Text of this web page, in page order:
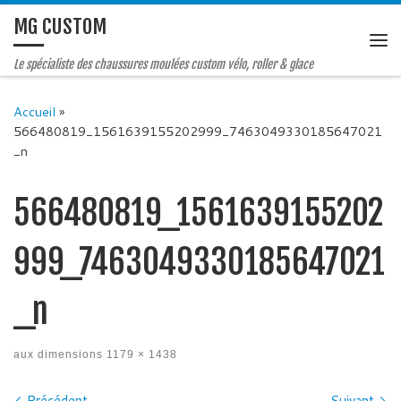
MG CUSTOM
Le spécialiste des chaussures moulées custom vélo, roller & glace
Accueil »
566480819_1561639155202999_7463049330185647021
_n
566480819_1561639155202
999_7463049330185647021
_n
aux dimensions 1179 × 1438